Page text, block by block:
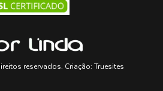
reservados. Criação: Truesites